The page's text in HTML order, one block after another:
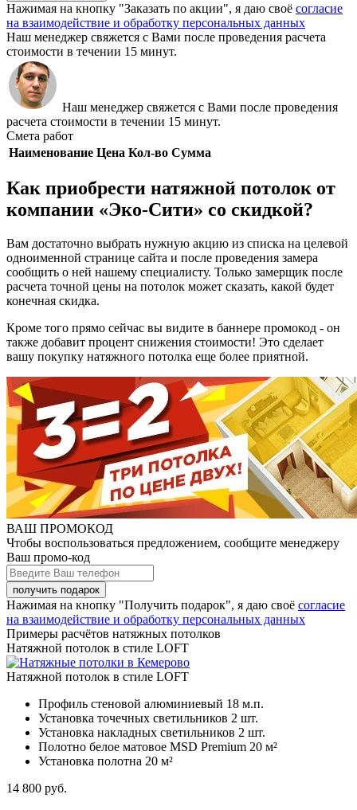
Нажимая на кнопку "Заказать по акции", я даю своё согласие
на взаимодействие и обработку персональных данных
Наш менеджер свяжется с Вами после проведения расчета
стоимости в течении 15 минут.
Наш менеджер свяжется с Вами после проведения
расчета стоимости в течении 15 минут.
Смета работ
Наименование Цена Кол-во Сумма
Как приобрести натяжной потолок от
компании «Эко-Сити» со скидкой?
Вам достаточно выбрать нужную акцию из списка на целевой
одноименной странице сайта и после проведения замера
сообщить о ней нашему специалисту. Только замерщик после
расчета точной цены на потолок может сказать, какой будет
конечная скидка.
Кроме того прямо сейчас вы видите в баннере промокод - он
также добавит процент снижения стоимости! Это сделает
вашу покупку натяжного потолка еще более приятной.
ВАШ ПРОМОКОД
Чтобы воспользоваться предложением, сообщите менеджеру
Ваш промо-код
Нажимая на кнопку "Получить подарок", я даю своё согласие
на взаимодействие и обработку персональных данных
Примеры расчётов натяжных потолков
Натяжной потолок в стиле LOFT
Натяжной потолок в стиле LOFT
Профиль стеновой алюминиевый 18 м.п.
Установка точечных светильников 2 шт.
Установка накладных светильников 2 шт.
Полотно белое матовое MSD Premium 20 м²
Установка полотна 20 м²
14 800 руб.